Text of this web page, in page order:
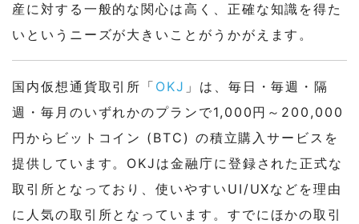
産に対する一般的な関心は高く、正確な知識を得た
いというニーズが大きいことがうかがえます。
国内仮想通貨取引所「 OKJ 」は、毎日・毎週・隔
週・毎月のいずれかのプランで1,000円～200,000
円からビットコイン (BTC) の積立購入サービスを
提供しています。OKJは金融庁に登録された正式な
取引所となっており、使いやすいUI/UXなどを理由
に人気の取引所となっています。すでにほかの取引